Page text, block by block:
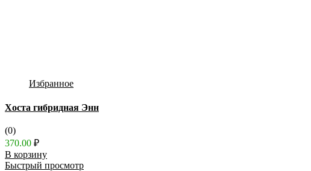
Избранное
Хоста гибридная Энн
(0)
370.00 ₽
В корзину
Быстрый просмотр